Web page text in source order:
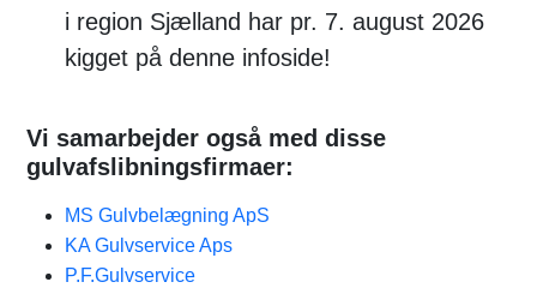
i region Sjælland har pr. 7. august 2026
kigget på denne infoside!
Vi samarbejder også med disse
gulvafslibningsfirmaer:
MS Gulvbelægning ApS
KA Gulvservice Aps
P.F.Gulvservice